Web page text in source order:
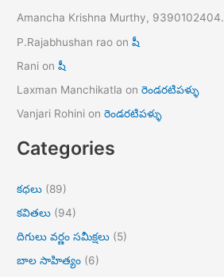
Amancha Krishna Murthy, 9390102404.
P.Rajabhushan rao onషీ
Rani onషీ
Laxman Manchikatla onరెండరటిపళ్ళు
Vanjari Rohini onరెండరటిపళ్ళు
Categories
కధలు (89)
కవితలు (94)
దిగులు వర్ణం సమీక్షలు (5)
బాల సాహిత్యం (6)